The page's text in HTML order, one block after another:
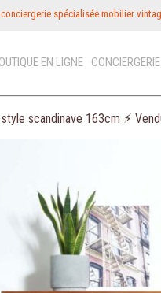
spécialisée mobilier
EN LIGNE
scandinave 163cm ⚡︎